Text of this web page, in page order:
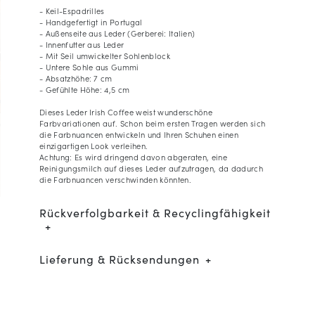
- Keil-Espadrilles
- Handgefertigt in Portugal
- Außenseite aus Leder (Gerberei: Italien)
- Innenfutter aus Leder
- Mit Seil umwickelter Sohlenblock
- Untere Sohle aus Gummi
- Absatzhöhe: 7 cm
- Gefühlte Höhe: 4,5 cm
Dieses Leder Irish Coffee weist wunderschöne
Farbvariationen auf. Schon beim ersten Tragen werden sich
die Farbnuancen entwickeln und Ihren Schuhen einen
einzigartigen Look verleihen.
Achtung: Es wird dringend davon abgeraten, eine
Reinigungsmilch auf dieses Leder aufzutragen, da dadurch
die Farbnuancen verschwinden könnten.
Rückverfolgbarkeit & Recyclingfähigkeit
Lieferung & Rücksendungen